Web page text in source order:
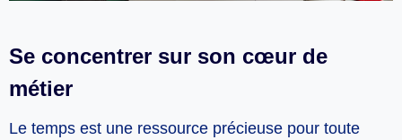
Se concentrer sur son cœur de
métier
Le temps est une ressource précieuse pour toute